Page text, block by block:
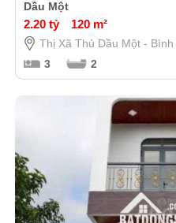
Dầu Một
2.20 tỷ 120 m²
Thị Xã Thủ Dầu Một -
3
2